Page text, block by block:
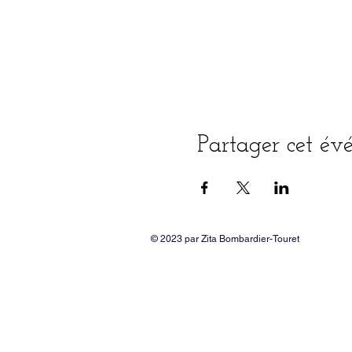
Partager cet
© 2023 par Zita Bombardier-Touret